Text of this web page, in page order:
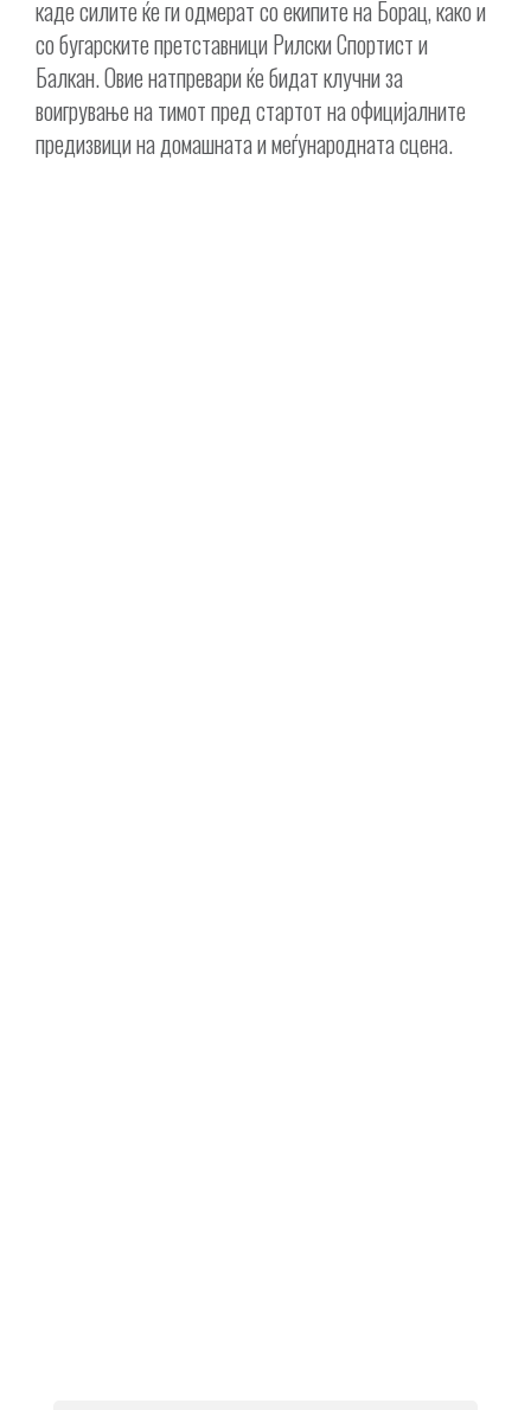
каде силите ќе ги одмерат со екипите на Борац, како и
со бугарските претставници Рилски Спортист и
Балкан. Овие натпревари ќе бидат клучни за
воигрување на тимот пред стартот на официјалните
предизвици на домашната и меѓународната сцена.